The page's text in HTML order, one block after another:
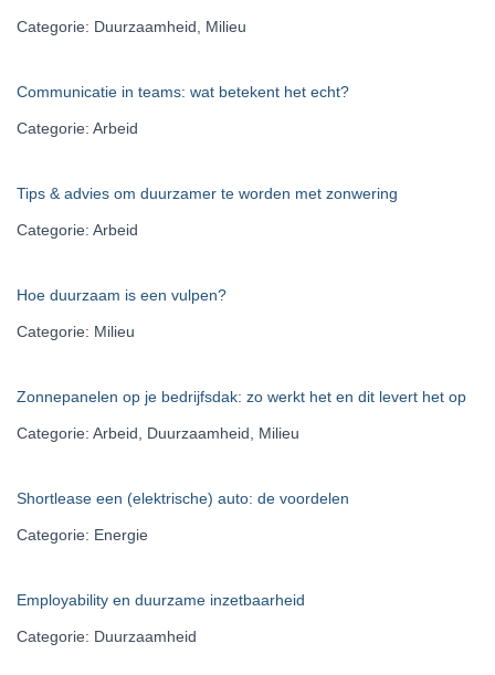
Categorie: Duurzaamheid, Milieu
Communicatie in teams: wat betekent het echt?
Categorie: Arbeid
Tips & advies om duurzamer te worden met zonwering
Categorie: Arbeid
Hoe duurzaam is een vulpen?
Categorie: Milieu
Zonnepanelen op je bedrijfsdak: zo werkt het en dit levert het op
Categorie: Arbeid, Duurzaamheid, Milieu
Shortlease een (elektrische) auto: de voordelen
Categorie: Energie
Employability en duurzame inzetbaarheid
Categorie: Duurzaamheid